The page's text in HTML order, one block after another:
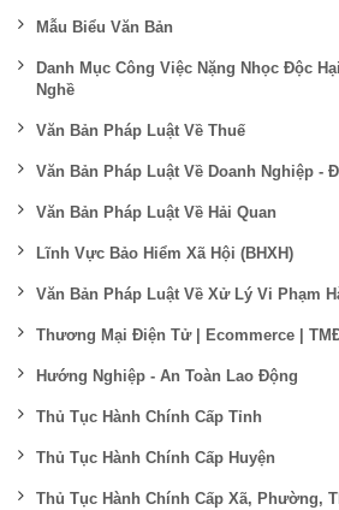
Mẫu Biểu Văn Bản
Danh Mục Công Việc Nặng Nhọc Độc
Nghề
Văn Bản Pháp Luật Về Thuế
Văn Bản Pháp Luật Về Doanh Nghiệp -
Văn Bản Pháp Luật Về Hải Quan
Lĩnh Vực Bảo Hiểm Xã Hội (BHXH)
Văn Bản Pháp Luật Về Xử Lý Vi Phạm
Thương Mại Điện Tử | Ecommerce |
Hướng Nghiệp - An Toàn Lao Động
Thủ Tục Hành Chính Cấp Tỉnh
Thủ Tục Hành Chính Cấp Huyện
Thủ Tục Hành Chính Cấp Xã, Phường,